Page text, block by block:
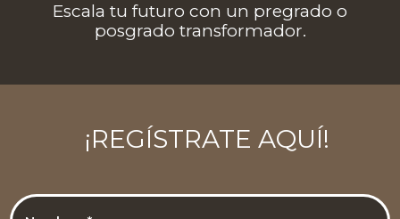
Escala tu futuro con un pregrado o
posgrado transformador.
¡REGÍSTRATE AQUÍ!